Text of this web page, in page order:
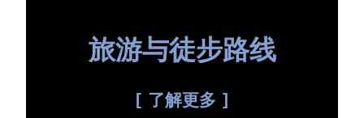
旅游与徒步路线
了解更多